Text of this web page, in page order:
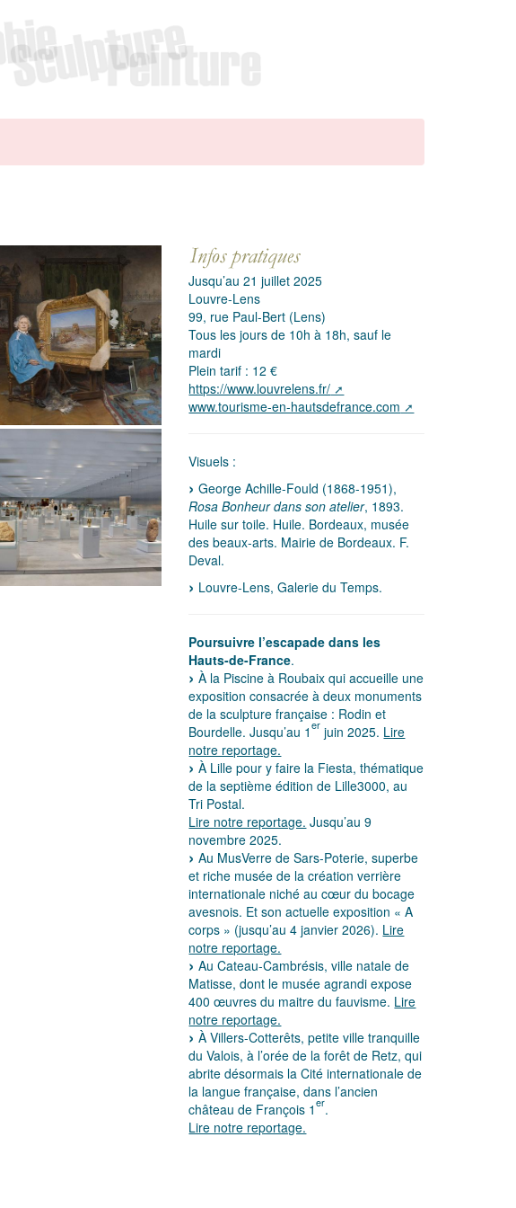
Jusqu’au 21 juillet 2025
Louvre-Lens
99, rue Paul-Bert (Lens)
Tous les jours de 10h à 18h, sauf le
mardi
Plein tarif : 12 €
https://www.louvrelens.fr/
www.tourisme-en-hautsdefrance.com
Visuels :
George Achille-Fould (1868-1951),
Rosa Bonheur dans son atelier, 1893.
Huile sur toile. Huile. Bordeaux, musée
des beaux-arts. Mairie de Bordeaux. F.
Deval.
Louvre-Lens, Galerie du Temps.
Poursuivre l’escapade dans les
Hauts-de-France.
À la Piscine à Roubaix qui accueille une
exposition consacrée à deux monuments
de la sculpture française : Rodin et
Bourdelle. Jusqu’au 1er juin 2025. Lire
notre reportage.
À Lille pour y faire la Fiesta, thématique
de la septième édition de Lille3000, au
Tri Postal.
Lire notre reportage. Jusqu’au 9
novembre 2025.
Au MusVerre de Sars-Poterie, superbe
et riche musée de la création verrière
internationale niché au cœur du bocage
avesnois. Et son actuelle exposition « A
corps » (jusqu’au 4 janvier 2026). Lire
notre reportage.
Au Cateau-Cambrésis, ville natale de
Matisse, dont le musée agrandi expose
400 œuvres du maitre du fauvisme. Lire
notre reportage.
À Villers-Cotterêts, petite ville tranquille
du Valois, à l’orée de la forêt de Retz, qui
abrite désormais la Cité internationale de
la langue française, dans l’ancien
château de François 1er.
Lire notre reportage.